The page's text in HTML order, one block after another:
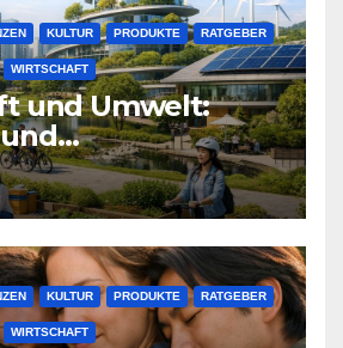
KULTUR PRODUKTE RATGEBER
WIRTSCHAFT
und Umwelt:
im 21.
KULTUR PRODUKTE RATGEBER
WIRTSCHAFT